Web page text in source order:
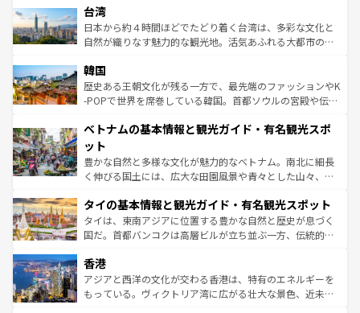
人々、おいしいローカルフードやハワイアンミュージッ
ク、伝統的なフラダンスなど、すべてがハワイの魅力を彩
っている。訪れるたびに新しい発見と感動が待っているハ
はコンテンツ一覧
リアリーフや大陸中央部にそびえるウルル（エアーズロッ
ク）、タスマニアの美しい原生林やケアンズの熱帯雨林な
ど、見どころがたくさん。また、カフェやワイン、オージ
いる。アクティビティも充実しており、サーフィンやダイ
ビング、ハイキングなど、アウトドア好きにはたまらな
い。オーストラリアの多彩な魅力を存分に味わいつくそ
参照してほしい。
台湾
日本から約４時間ほどでたどり着く台湾は、多彩な文化と
自然が織りなす魅力的な観光地。活気あふれる大都市の台
ン）、静ひつな山岳地帯である台湾東部など、都市の喧騒
と山間の静けさが共存しており、訪れる人に新しい発見と
驚きをもたらしてくれる。また、奥深い台湾の食文化も魅
容にもいいと評判のスイーツなど、バラエティ豊かな料理
照してほしい。
韓国
歴史ある王朝文化が残る一方で、最先端のファッションやK
-POPで世界を席巻している韓国。首都ソウルの宮殿や伝統
き、地方に足を延ばせば四季折々の自然美を楽しむことが
できる。そして、キムチや焼肉、絶品のストリートフード
まで、さまざまな韓国料理が待っている。夜には、韓国な
らではのナイトライフも堪能できる。あたたかいホスピタ
わってみてほしい。 なお、新着の韓国情報はコンテンツ一
覧 を参照してほしい。
ベトナムの基本情報と観光ガイド・有名観光スポ
ット
豊かな自然と多様な文化が魅力的なベトナム。南北に細長
く伸びる国土には、広大な田園風景や青々とした山々、世
急速な発展と共に伝統が息づく。ハノイの古い町並みやホ
ーチミン市のフランス統治時代の建物も、独特の雰囲気を
醸し出している。また、バラエティの豊かさとおいしさで
とつ。フォーやバインミー、ベトナムコーヒーなどは、ぜ
ひ現地で味わいたい。どの地域を訪れてもあたたかい人々
が旅行者を迎えてくれるので、きっと忘れられない旅にな
タイの基本情報と観光ガイド・有名観光スポット
タイは、東南アジアに位置する豊かな自然と歴史が息づく
国だ。首都バンコクは高層ビルが立ち並ぶ一方、伝統的な
の活気が交差している。北部ではチェンマイなどの山岳地
帯で自然と触れ合い、南部ではプーケットやクラビの美し
いビーチでリゾート気分を楽しむことができる。タイ料理
香港
アジアと西洋の文化が交わる香港は、特有のエネルギーを
もっている。ヴィクトリア湾に広がる壮大な景色、近未来